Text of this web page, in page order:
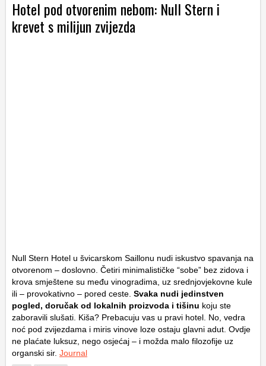
Hotel pod otvorenim nebom: Null Stern i
krevet s milijun zvijezda
Null Stern Hotel u švicarskom Saillonu nudi iskustvo spavanja na
otvorenom – doslovno. Četiri minimalističke “sobe” bez zidova i
krova smještene su među vinogradima, uz srednjovjekovne kule
ili – provokativno – pored ceste. Svaka nudi jedinstven
pogled, doručak od lokalnih proizvoda i tišinu koju ste
zaboravili slušati. Kiša? Prebacuju vas u pravi hotel. No, vedra
noć pod zvijezdama i miris vinove loze ostaju glavni adut. Ovdje
ne plaćate luksuz, nego osjećaj – i možda malo filozofije uz
organski sir. Journal